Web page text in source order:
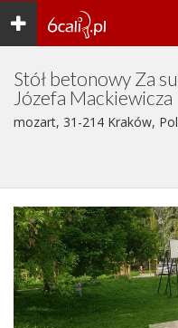
Toggle
navigation
Stół betonowy Za
Józefa Mackiewicza
mozart, 31-214 Kraków,